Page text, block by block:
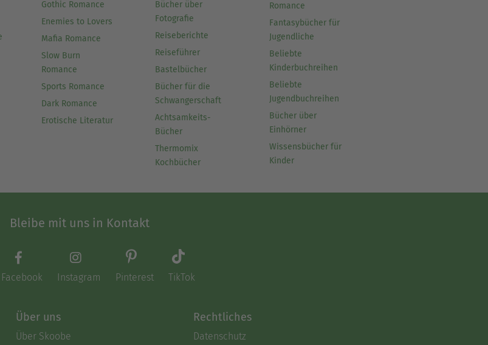
Gothic Romance
Enemies to Lovers
Mafia Romance
Slow Burn
Romance
Sports Romance
Dark Romance
Erotische Literatur
Bücher über
Fotografie
Reiseberichte
Reiseführer
Bastelbücher
Bücher für die
Schwangerschaft
Achtsamkeits-
Bücher
Thermomix
Kochbücher
Romance
Fantasybücher für
Jugendliche
Beliebte
Kinderbuchreihen
Beliebte
Jugendbuchreihen
Bücher über
Einhörner
Wissensbücher für
Kinder
Bleibe mit uns in Kontakt
Facebook Instagram Pinterest TikTok
Über uns
Über Skoobe
Rechtliches
Datenschutz